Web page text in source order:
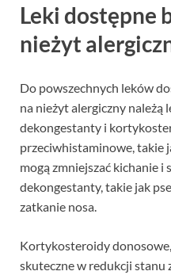
Leki dostępne
nieżyt
Do powszechnych leków
na nieżyt alergiczny
dekongestanty i
przeciwhistaminowe, takie
mogą zmniejszać kichanie i
dekongestanty, takie jak
zatkanie nosa.
Kortykosteroidy
skuteczne w redukcji stanu